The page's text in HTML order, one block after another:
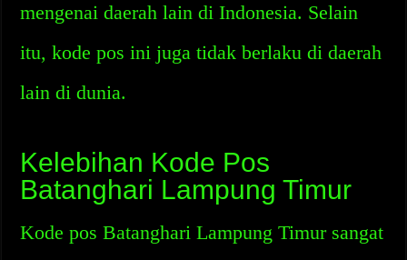
mengenai daerah lain di Indonesia. Selain
itu, kode pos ini juga tidak berlaku di daerah
lain di dunia.
Kelebihan Kode Pos
Batanghari Lampung Timur
Kode pos Batanghari Lampung Timur sangat